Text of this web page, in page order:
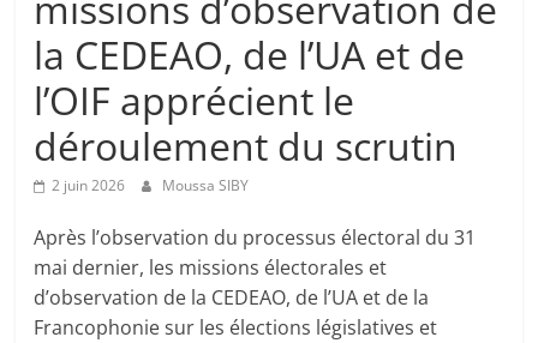
la CEDEAO, de l’UA et de
l’OIF apprécient le
déroulement du scrutin
2 juin 2026 Moussa SIBY
Après l’observation du processus électoral du 31
mai dernier, les missions électorales et
d’observation de la CEDEAO, de l’UA et de la
Francophonie sur les élections législatives et